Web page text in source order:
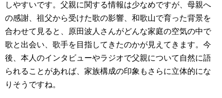
しやすいです。父親に関する情報は少なめですが、母親へ
の感謝、祖父から受けた歌の影響、和歌山で育った背景を
合わせて見ると、原田波人さんがどんな家庭の空気の中で
歌と出会い、歌手を目指してきたのかが見えてきます。今
後、本人のインタビューやラジオで父親について自然に語
られることがあれば、家族構成の印象もさらに立体的にな
りそうですね。